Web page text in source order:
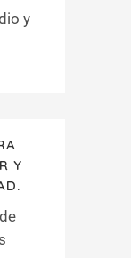
y
Y